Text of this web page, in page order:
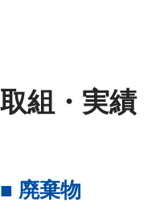
取組・実績
■ 廃棄物